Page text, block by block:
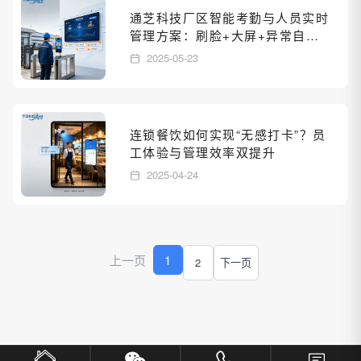
通芝科技厂区智能考勤与人员实时
管理方案：刷脸+大屏+异常自动
预警2025-05-23
连锁餐饮如何实现“无感打卡”？员
工体验与管理效率双提升
2025-04-24
上一页 1 2 下一页